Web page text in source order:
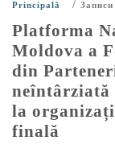
Principală /
Platforma
Moldova a
din
la
finală